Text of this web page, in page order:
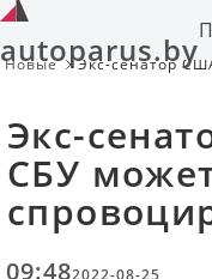
autoparus.by
Новые
Экс-сенатор
Экс-
СБУ
09:482022-08-25